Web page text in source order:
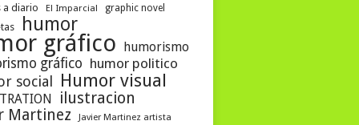
a diario El Imparcial graphic novel
humor
gráfico humorismo
gráfico humor politico
social Humor visual
ilustracion
Martinez
Javier Martinez artista